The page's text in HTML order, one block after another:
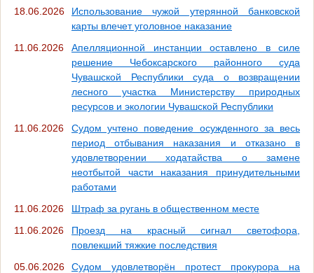
18.06.2026
Использование чужой утерянной банковской
карты влечет уголовное наказание
11.06.2026
Апелляционной инстанции оставлено в силе
решение Чебоксарского районного суда
Чувашской Республики суда о возвращении
лесного участка Министерству природных
ресурсов и экологии Чувашской Республики
11.06.2026
Судом учтено поведение осужденного за весь
период отбывания наказания и отказано в
удовлетворении ходатайства о замене
неотбытой части наказания принудительными
работами
11.06.2026
Штраф за ругань в общественном месте
11.06.2026
Проезд на красный сигнал светофора,
повлекший тяжкие последствия
05.06.2026
Судом удовлетворён протест прокурора на